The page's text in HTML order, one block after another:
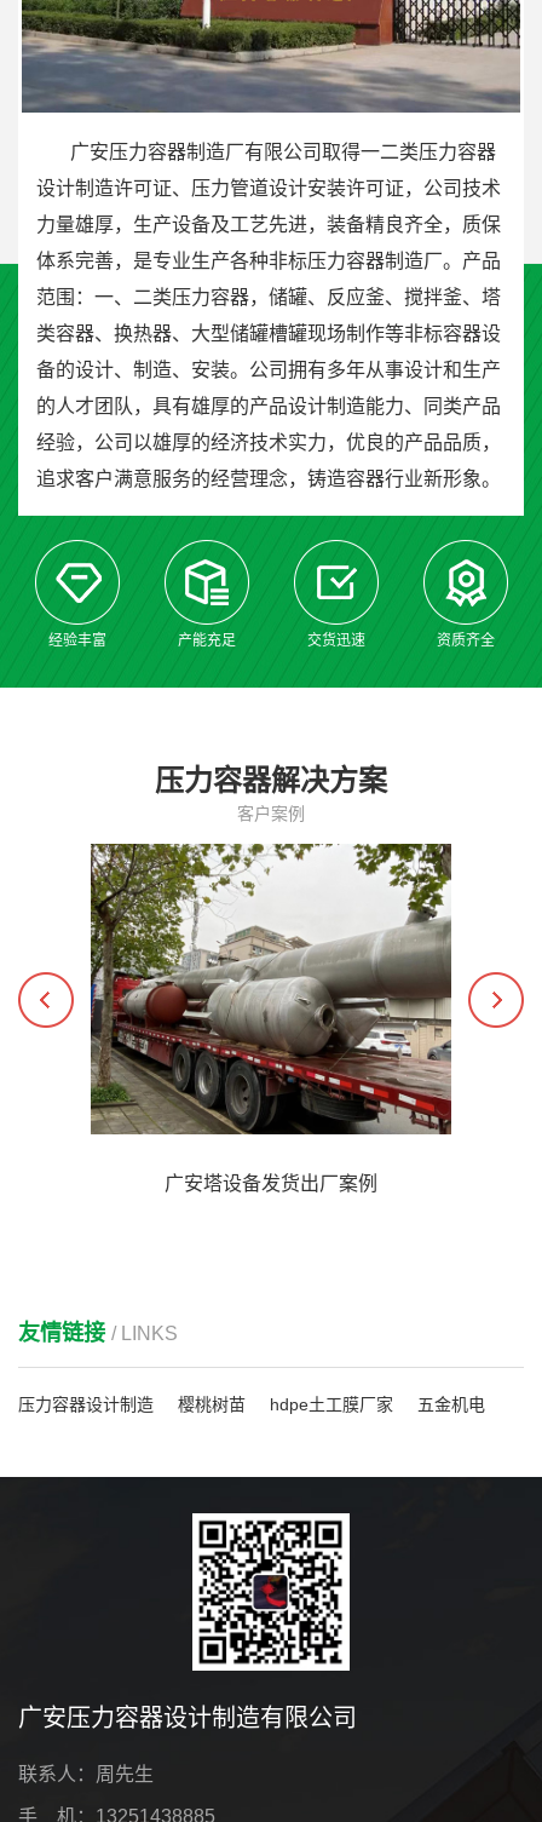
广安压力容器制造厂有限公司取得一二类压力容器
设计制造许可证、压力管道设计安装许可证，公司技术
力量雄厚，生产设备及工艺先进，装备精良齐全，质保
体系完善，是专业生产各种非标压力容器制造厂。产品
范围：一、二类压力容器，储罐、反应釜、搅拌釜、塔
类容器、换热器、大型储罐槽罐现场制作等非标容器设
备的设计、制造、安装。公司拥有多年从事设计和生产
的人才团队，具有雄厚的产品设计制造能力、同类产品
经验，公司以雄厚的经济技术实力，优良的产品品质，
追求客户满意服务的经营理念，铸造容器行业新形象。
经验丰富 产能充足 交货迅速 资质齐全
压力容器解决方案
客户案例
广安塔设备发货出厂案例
友情链接 / LINKS
压力容器设计制造 樱桃树苗 hdpe土工膜厂家 五金机电
广安压力容器设计制造有限公司
联系人：周先生
手 机：13251438885